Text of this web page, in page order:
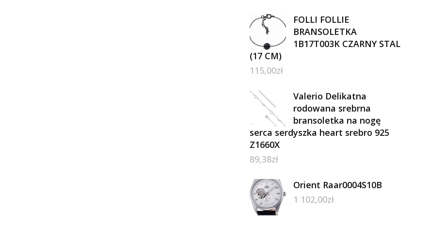
FOLLI FOLLIE
BRANSOLETKA
1B17T003K CZARNY STAL
(17 CM)
115,00zł
Valerio Delikatna
rodowana srebrna
bransoletka na nogę
serca serdyszka heart srebro 925
Z1660X
89,38zł
Orient Raar0004S10B
1 102,00zł